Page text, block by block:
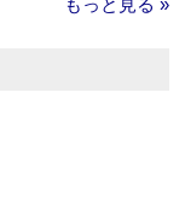
もっと見る »